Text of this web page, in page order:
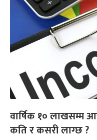
वार्षिक १० लाखसम्म
कति र कसरी लाग्छ ?